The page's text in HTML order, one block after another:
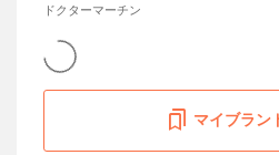
ドクターマーチン
マイブラン